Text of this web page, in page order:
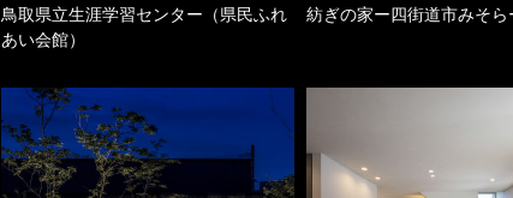
鳥取県立生涯学習センター（県民ふれ
あい会館）
紡ぎの家ー四街道市みそら